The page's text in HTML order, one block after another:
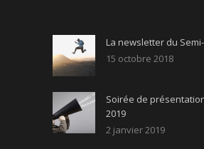
La newsletter du
15 octobre 2018
Soirée de
2019
2 janvier 2019